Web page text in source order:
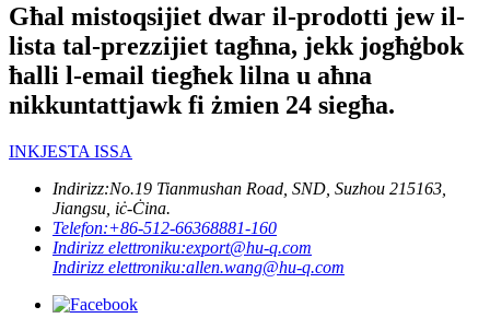
Għal mistoqsijiet dwar il-prodotti jew il-
lista tal-prezzijiet tagħna, jekk jogħġbok
ħalli l-email tiegħek lilna u aħna
nikkuntattjawk fi żmien 24 siegħa.
INKJESTA ISSA
Indirizz:No.19 Tianmushan Road, SND, Suzhou 215163,
Jiangsu, iċ-Ċina.
Telefon:+86-512-66368881-160
Indirizz elettroniku:export@hu-q.com
Indirizz elettroniku:allen.wang@hu-q.com